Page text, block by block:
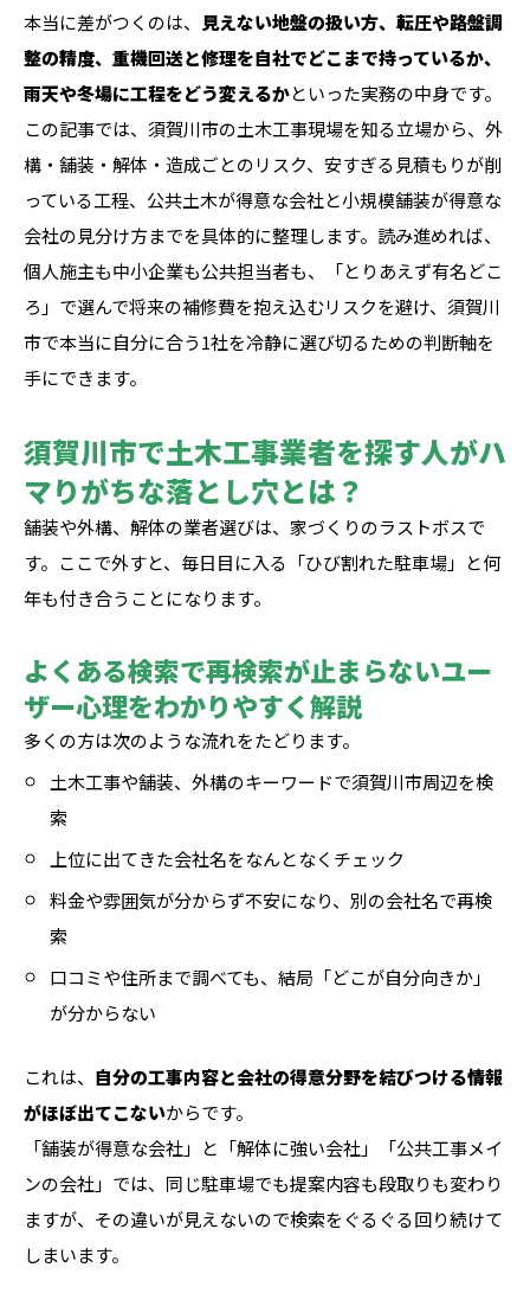
本当に差がつくのは、 見えない地盤の扱い方、転圧や路盤調
整の精度、重機回送と修理を自社でどこまで持っているか、
雨天や冬場に工程をどう変えるかといった実務の中身です。
この記事では、須賀川市の土木工事現場を知る立場から、外
構・舗装・解体・造成ごとのリスク、安すぎる見積もりが削
っている工程、公共土木が得意な会社と小規模舗装が得意な
会社の見分け方までを具体的に整理します。読み進めれば、
個人施主も中小企業も公共担当者も、「とりあえず有名どこ
ろ」で選んで将来の補修費を抱え込むリスクを避け、須賀川
市で本当に自分に合う1社を冷静に選び切るための判断軸を
手にできます。
須賀川市で土木工事業者を探す人がハ
マりがちな落とし穴とは？
舗装や外構、解体の業者選びは、家づくりのラストボスで
す。ここで外すと、毎日目に入る「ひび割れた駐車場」と何
年も付き合うことになります。
よくある検索で再検索が止まらないユー
ザー心理をわかりやすく解説
多くの方は次のような流れをたどります。
土木工事や舗装、外構のキーワードで須賀川市周辺を検
索
上位に出てきた会社名をなんとなくチェック
料金や雰囲気が分からず不安になり、別の会社名で再検
索
口コミや住所まで調べても、結局「どこが自分向きか」
が分からない
これは、 自分の工事内容と会社の得意分野を結びつける情報
がほぼ出てこないからです。
「舗装が得意な会社」と「解体に強い会社」「公共工事メイ
ンの会社」では、同じ駐車場でも提案内容も段取りも変わり
ますが、その違いが見えないので検索をぐるぐる回り続けて
しまいます。